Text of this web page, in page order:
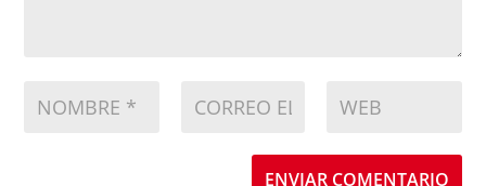
ENVIAR COMENTARIO